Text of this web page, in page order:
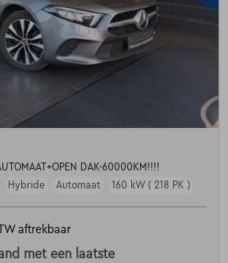
DAK-60000KM!!!!
Hybride Automaat 160 kW ( 218 PK )
aftrekbaar
met een laatste